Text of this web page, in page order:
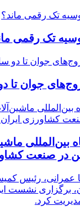
تک رقمی
جوان تا
بین‌المللی
در صنعت